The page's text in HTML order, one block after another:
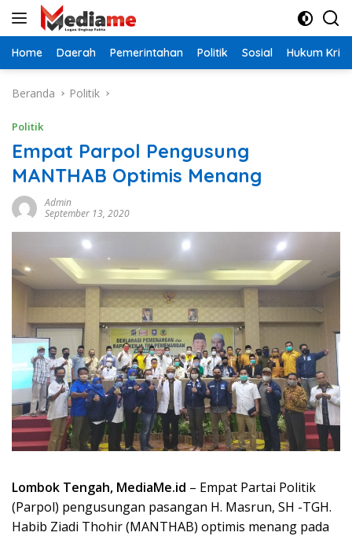
Langsung
Home Daerah Pemerintahan Politik Sosial Hukum
Beranda Politik
Politik
Empat Parpol Pengusung
MANTHAB Optimis Menang
Admin
September 13, 2020
Lombok Tengah, MediaMe.id – Empat Partai Politik
(Parpol) pengusungan pasangan H. Masrun, SH -TGH.
Habib Ziadi Thohir (MANTHAB) optimis menang pada